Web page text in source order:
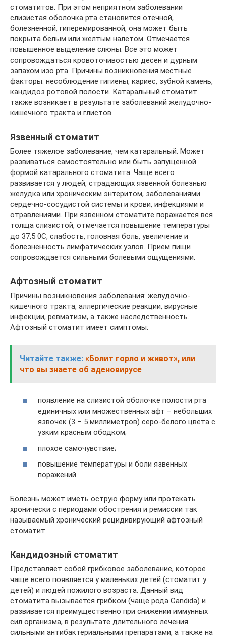
стоматитов. При этом неприятном заболевании
слизистая оболочка рта становится отечной,
болезненной, гиперемированной, она может быть
покрыта белым или желтым налетом. Отмечается
повышенное выделение слюны. Все это может
сопровождаться кровоточивостью десен и дурным
запахом изо рта. Причины возникновения местные
факторы: несоблюдение гигиены, кариес, зубной камень,
кандидоз ротовой полости. Катаральный стоматит
также возникает в результате заболеваний желудочно-
кишечного тракта и глистов.
Язвенный стоматит
Более тяжелое заболевание, чем катаральный. Может
развиваться самостоятельно или быть запущенной
формой катарального стоматита. Чаще всего
развивается у людей, страдающих язвенной болезнью
желудка или хроническим энтеритом, заболеваниями
сердечно-сосудистой системы и крови, инфекциями и
отравлениями. При язвенном стоматите поражается вся
толща слизистой, отмечается повышение температуры
до 37,5 0С, слабость, головная боль, увеличение и
болезненность лимфатических узлов. Прием пищи
сопровождается сильными болевыми ощущениями.
Афтозный стоматит
Причины возникновения заболевания: желудочно-
кишечного тракта, аллергические реакции, вирусные
инфекции, ревматизм, а также наследственность.
Афтозный стоматит имеет симптомы:
Читайте также: «Болит горло и живот», или
что вы знаете об аденовирусе
появление на слизистой оболочке полости рта
единичных или множественных афт – небольших
язвочек (3 – 5 миллиметров) серо-белого цвета с
узким красным ободком;
плохое самочувствие;
повышение температуры и боли язвенных
поражений.
Болезнь может иметь острую форму или протекать
хронически с периодами обострения и ремиссии так
называемый хронический рецидивирующий афтозный
стоматит.
Кандидозный стоматит
Представляет собой грибковое заболевание, которое
чаще всего появляется у маленьких детей (стоматит у
детей) и людей пожилого возраста. Данный вид
стоматита вызывается грибком (чаще рода Candida) и
развивается преимущественно при снижении иммунных
сил организма, в результате длительного лечения
сильными антибактериальными препаратами, а также на